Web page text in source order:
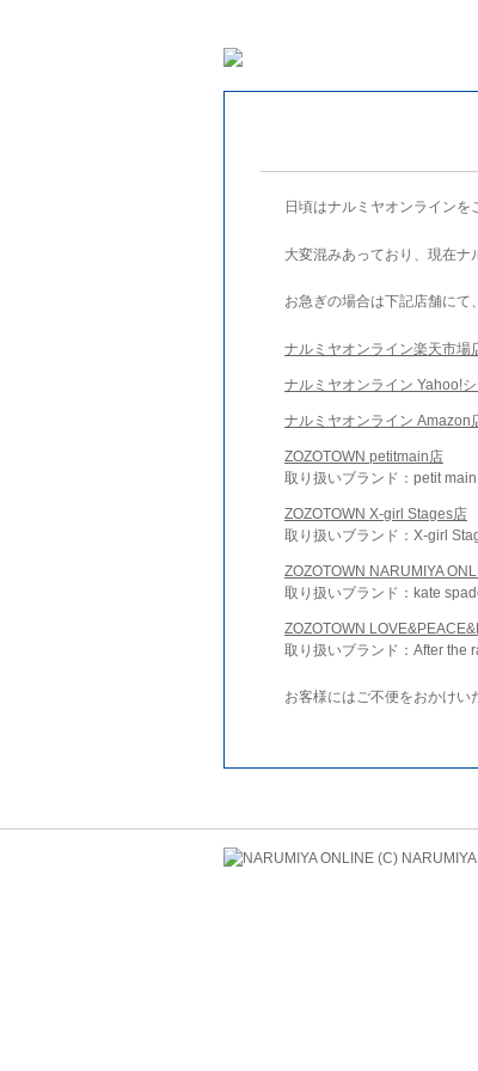
日頃はナルミヤオンラインを
大変混みあっており、現在ナ
お急ぎの場合は下記店舗にて
ナルミヤオンライン楽天市場
ナルミヤオンライン Yahoo!
ナルミヤオンライン Amazon
ZOZOTOWN petitmain店
取り扱いブランド：petit
ZOZOTOWN X-girl Stages店
取り扱いブランド：X-girl
ZOZOTOWN NARUMIYA
取り扱いブランド：kate
ZOZOTOWN
取り扱いブランド：After the
お客様にはご不便をおかけい